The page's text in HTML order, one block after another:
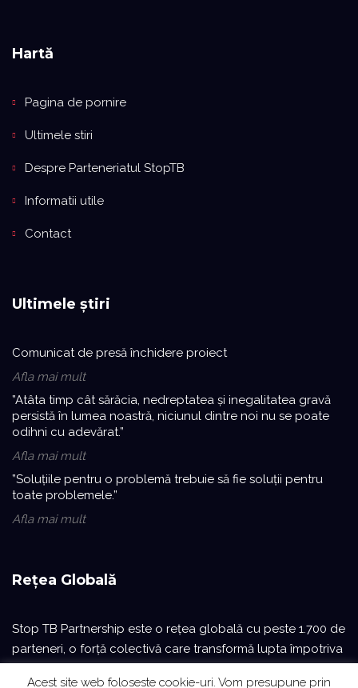
Hartă
Pagina de pornire
Ultimele stiri
Despre Parteneriatul StopTB
Informatii utile
Contact
Ultimele știri
Comunicat de presă închidere proiect
Afla mai mult
”Atâta timp cât sărăcia, nedreptatea și inegalitatea gravă
persistă în lumea noastră, niciunul dintre noi nu se poate
odihni cu adevărat.”
Afla mai mult
”Soluțiile pentru o problemă trebuie să fie soluții pentru
toate problemele.”
Afla mai mult
Rețea Globală
Stop TB Partnership este o reţea globală cu peste 1.700 de
parteneri, o forță colectivă care transformă lupta împotriva
Acest site web foloseste cookie-uri. Vom presupune prin